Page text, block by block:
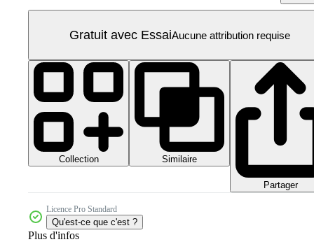
Gratuit avec EssaiAucune attribution requise
Collection Similaire
Partager
Licence Pro Standard
Qu'est-ce que c'est ?
Plus d'infos